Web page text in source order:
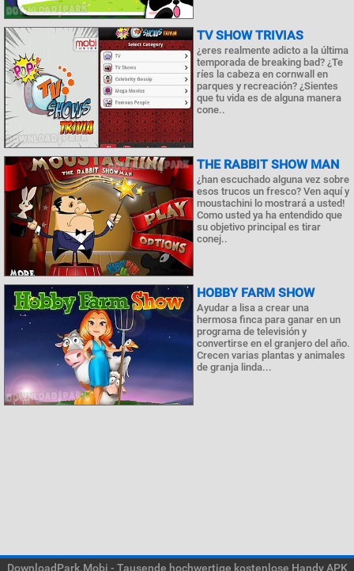
TV SHOW TRIVIAS
¿eres realmente adicto a la última
temporada de breaking bad? ¿Te
ríes la cabeza en cornwall en
parques y recreación? ¿Sientes
que tu vida es de alguna manera
cone..
THE RABBIT SHOW MAN
¿han escuchado alguna vez sobre
esos trucos un fresco? Ven aquí y
moustachini lo mostrará a usted!
Como usted ya ha entendido que
su objetivo principal es tirar
conej..
HOBBY FARM SHOW
Ayudar a lisa a crear una
hermosa finca para ganar en un
programa de televisión y
convertirse en el granjero del año.
Crecen varias plantas y animales
de granja linda...
DownloadPark.Mobi - Tausende hochwertige kostenlose Handy APK